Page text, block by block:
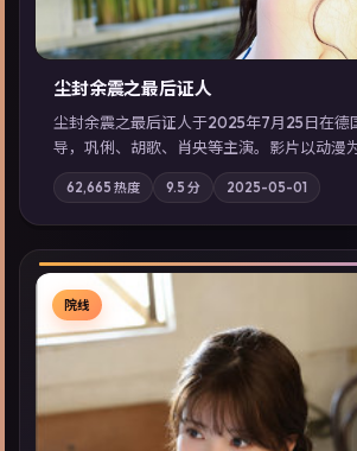
尘封余震之最后证人
尘封余震之最后证人于2025年7月25日在德
导，巩俐、胡歌、肖央等主演。影片以动漫
通通勤演变成全城关注的生死营救；摄影与
站内亦可通过「国产免费观看高清电视剧在
型高分佳作，畅享高清在线追剧体验。
62,665 热度 9.5 分 2025-05-01
院线